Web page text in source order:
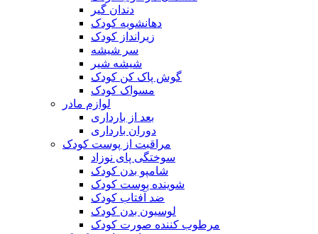
دندان گیر
دهانشویه کودک
زیرانداز کودک
سر شیشه
شیشه شیر
گوش پاک کن کودک
مسواک کودک
لوازم مادر
بعد از بارداری
دوران بارداری
مراقبت از پوست کودک
سوختگی پای نوزاد
شامپو بدن کودک
شوینده پوست کودک
ضد آفتاب کودک
لوسیون بدن کودک
مرطوب کننده صورت کودک